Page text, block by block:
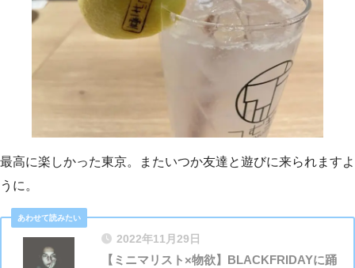
最高に楽しかった東京。またいつか友達と遊びに来られますよ
うに。
2022年11月29日
【ミニマリスト×物欲】BLACKFRIDAYに踊